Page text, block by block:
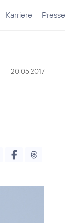
Karriere Presse
20.05.2017